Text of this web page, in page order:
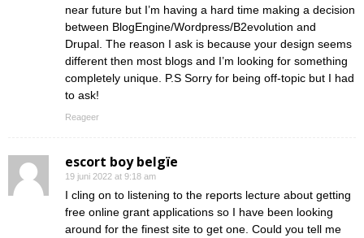
near future but I’m having a hard time making a decision
between BlogEngine/Wordpress/B2evolution and
Drupal. The reason I ask is because your design seems
different then most blogs and I’m looking for something
completely unique. P.S Sorry for being off-topic but I had
to ask!
Reageer
escort boy belgïe
19 juni 2022 at 9:18 am
I cling on to listening to the reports lecture about getting
free online grant applications so I have been looking
around for the finest site to get one. Could you tell me